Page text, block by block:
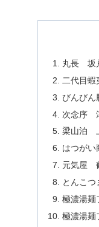
丸長 坂
二代目
びんび
次念序
梁山泊
はつが
元気屋
とんこつ
極濃湯
極濃湯